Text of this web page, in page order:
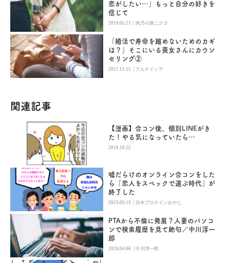
恋がしたい…」もっと自分の好きを
信じて
2019.05.21 |肉乃小路ニクヨ
「婚活で寿命を縮めないためのカギ
は？」そこにいる喪女さんにカウン
セリング②
2017.11.15 | アルテイシア
関連記事
【漫画】合コン後、個別LINEがき
た！やる気になっていたら…
2019.10.25
嘘だらけのオンライン合コンをした
ら「恋人をスペックで選ぶ時代」が
終了した
2023.09.13 |渋木プロテインおやじ
PTAから不倫に発展？人妻のパソコ
ンで検索履歴を見て絶句／中川淳一
郎
2026.04.06 |中川淳一郎